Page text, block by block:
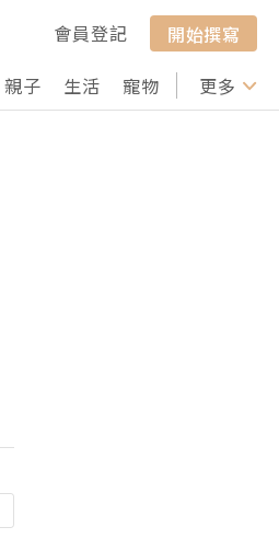
會員登記
開始撰寫
親子 生活 寵物 行山 打卡
更多